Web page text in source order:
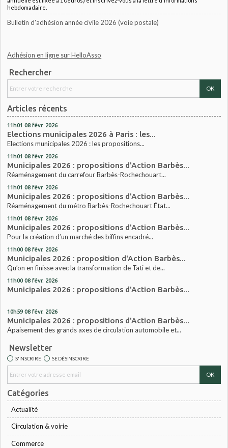
hebdomadaire.
Bulletin d'adhésion année civile 2026 (voie postale)
Adhésion en ligne sur HelloAsso
Rechercher
Articles récents
11h01 08 févr. 2026
Elections municipales 2026 à Paris : les...
Elections municipales 2026 : les propositions...
11h01 08 févr. 2026
Municipales 2026 : propositions d'Action Barbès...
Réaménagement du carrefour Barbès-Rochechouart...
11h01 08 févr. 2026
Municipales 2026 : propositions d'Action Barbès...
Réaménagement du métro Barbès-Rochechouart État...
11h01 08 févr. 2026
Municipales 2026 : propositions d'Action Barbès...
Pour la création d’un marché des biffins encadré...
11h00 08 févr. 2026
Municipales 2026 : proposition d'Action Barbès...
Qu’on en finisse avec la transformation de Tati et de...
11h00 08 févr. 2026
Municipales 2026 : propositions d'Action Barbès...
10h59 08 févr. 2026
Municipales 2026 : propositions d'Action Barbès...
Apaisement des grands axes de circulation automobile et...
Newsletter
S'INSCRIRE SE DÉSINSCRIRE
Catégories
Actualité
Circulation & voirie
Commerce